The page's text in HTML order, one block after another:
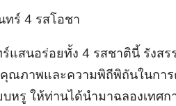
แสนอร่อยทั้ง 4 รสชาตินี้ รังส
ณภาพและความพิถีพิถันในกา
บหรู ให้ท่านได้นำมาฉลองเทศ